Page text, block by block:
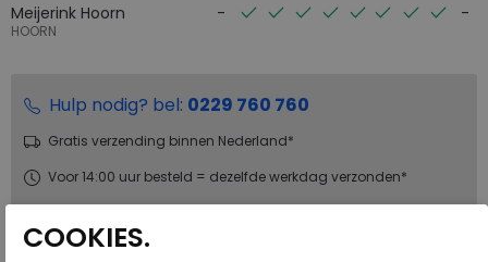
Meijerink Hoorn
HOORN
Hulp nodig? bel: 0229 760 760
Gratis verzending binnen Nederland*
Voor 14:00 uur besteld = dezelfde werkdag verzonden*
COOKIES.